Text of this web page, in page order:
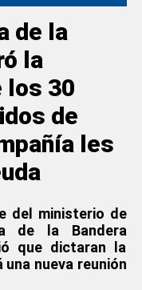
de la
la
los 30
de
les
del ministerio de
de la Bandera
que dictaran la
nueva reunión